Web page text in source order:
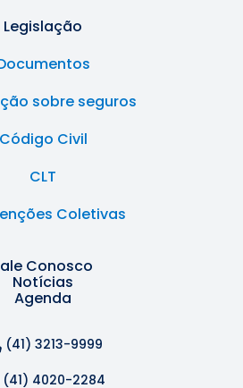
Legislação
sobre seguros
Código Civil
CLT
Coletivas
Conosco
Notícias
Agenda
(41) 3213-9999
(41) 4020-2284